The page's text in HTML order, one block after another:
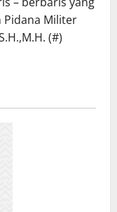
Pidana Militer
(#)